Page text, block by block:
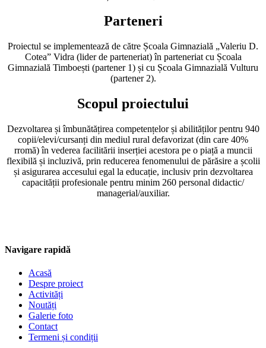
Parteneri
Proiectul se implementează de către Școala Gimnazială „Valeriu D.
Cotea” Vidra (lider de parteneriat) în parteneriat cu Școala
Gimnazială Timboești (partener 1) și cu Școala Gimnazială Vulturu
(partener 2).
Scopul proiectului
Dezvoltarea și îmbunătățirea competențelor și abilităților pentru 940
copii/elevi/cursanți din mediul rural defavorizat (din care 40%
rromă) în vederea facilitării inserției acestora pe o piață a muncii
flexibilă și incluzivă, prin reducerea fenomenului de părăsire a școlii
și asigurarea accesului egal la educație, inclusiv prin dezvoltarea
capacității profesionale pentru minim 260 personal didactic/
managerial/auxiliar.
Navigare rapidă
Acasă
Despre proiect
Activități
Noutăți
Galerie foto
Contact
Termeni și condiții